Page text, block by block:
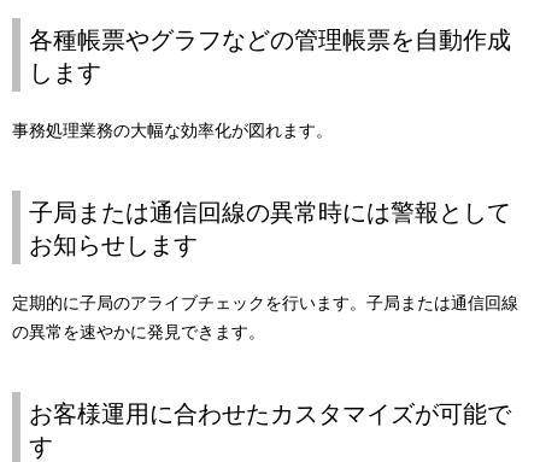
各種帳票やグラフなどの管理帳票を自動作成
します
事務処理業務の大幅な効率化が図れます。
子局または通信回線の異常時には警報として
お知らせします
定期的に子局のアライブチェックを行います。子局または通信回線
の異常を速やかに発見できます。
お客様運用に合わせたカスタマイズが可能で
す